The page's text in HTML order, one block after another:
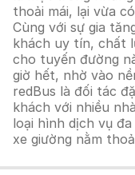
thoải mái, lại vừa
Cùng với sự gia
khách uy tín, chất
cho tuyến đường
giờ hết, nhờ vào
redBus là đối tác
khách với nhiều
loại hình dịch vụ
xe giường nằm